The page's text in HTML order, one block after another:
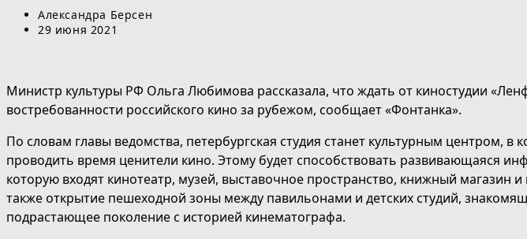
Автор
записи:
Александра Берсен
Запись
29 июня 2021
Министр культуры РФ Ольга Любимова рассказала, что ждать от киностудии
востребованности российского кино за рубежом, сообщает «Фонтанка».
По словам главы ведомства, петербургская студия станет культурным центром, в
проводить время ценители кино. Этому будет способствовать развивающаяся
которую входят кинотеатр, музей, выставочное пространство, книжный магазин и
также открытие пешеходной зоны между павильонами и детских студий,
подрастающее поколение с историей кинематографа.